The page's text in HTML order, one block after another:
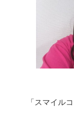
「スマイル